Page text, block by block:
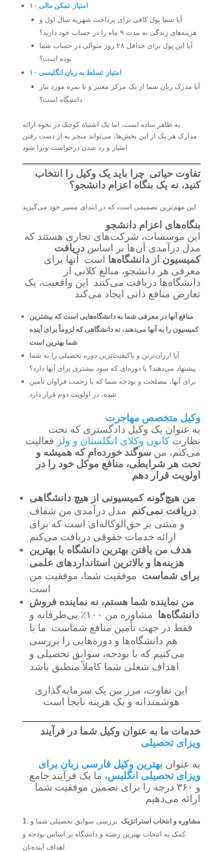
۱۰ امتیاز تمکن مالی
آیا شما پول کافی برای پرداخت شهریه سال اول و
هزینه‌های زندگی به مدت ۹ ماه را در حساب خود دارید؟
آیا این پول برای حداقل ۲۸ روز متوالی در حساب شما
بوده است؟
۱۰ امتیاز تسلط به زبان انگلیسی
آیا مدرک زبان شما از یک مرکز معتبر و با نمره مورد نیاز
دانشگاه است؟
به ظاهر ساده است، اما یک اشتباه کوچک در نحوه ارائه
مدارک هر یک از این بخش‌ها، می‌تواند منجر به از دست رفتن
امتیاز و رد شدن درخواست ویزا شود
تفاوت حیاتی چرا باید یک وکیل را انتخاب
کنید، نه یک بنگاه اعزام دانشجو؟
این مهم‌ترین تصمیمی است که در ابتدای مسیر خود می‌گیرید
بنگاه‌های اعزام دانشجو
این موسسات، شرکت‌های تجاری هستند که
مدل درآمدی آن‌ها بر اساس دریافت
کمیسیون از دانشگاه‌ها است آنها برای
معرفی هر دانشجو، مبالغ کلانی از
دانشگاه‌ها دریافت می‌کنند این واقعیت، یک
تعارض منافع ذاتی ایجاد می‌کند
منافع آنها در معرفی شما به دانشگاه‌هایی است که بیشترین
کمیسیون را به آنها می‌دهند، نه دانشگاهی که لزوماً برای آینده
شما بهترین است
آیا ارزان‌ترین و باکیفیت‌ترین دوره تحصیلی را به شما
پیشنهاد می‌دهند؟ یا دوره‌ای که سود بیشتری برای آنها دارد؟
برای آنها، مصلحت و بودجه شما که با زحمت فراوان تأمین
شده، در اولویت دوم قرار دارد
وکیل متخصص مهاجرت
به عنوان یک وکیل دادگستری که تحت
نظارت کانون وکلای انگلستان و ولز فعالیت
می‌کنم، من سوگند خورده‌ام که همیشه و
تحت هر شرایطی، منافع موکل خود را در
اولویت قرار دهم
من هیچ‌گونه کمیسیونی از هیچ دانشگاهی
دریافت نمی‌کنم مدل درآمدی من شفاف
و مبتنی بر حق‌الوکاله‌ای است که برای
ارائه خدمات حقوقی دریافت می‌کنم
هدف من یافتن بهترین دانشگاه با بهترین
هزینه‌ها و بالاترین استانداردهای علمی
برای شماست موفقیت شما، موفقیت من
است
من نماینده شما هستم، نه نماینده فروش
دانشگاه‌ها
مشاوره من ۱۰۰٪ بی‌طرفانه و
فقط در جهت تأمین منافع شماست ما با
هم دانشگاه‌ها و دوره‌هایی را بررسی
می‌کنیم که با بودجه، سوابق تحصیلی و
اهداف شغلی شما کاملاً منطبق باشد
این تفاوت، مرز بین یک سرمایه‌گذاری
هوشمندانه و یک هزینه نابجا است
خدمات ما به عنوان وکیل شما در فرآیند
ویزای تحصیلی
به عنوان بهترین وکیل فارسی زبان برای
ویزای تحصیلی انگلیس، ما یک فرآیند جامع
و ۳۶۰ درجه را برای تضمین موفقیت شما
ارائه می‌دهیم
مشاوره و انتخاب استراتژیک بررسی سوابق تحصیلی شما و
کمک به انتخاب بهترین رشته و دانشگاه بر اساس بودجه و
اهداف آینده‌تان